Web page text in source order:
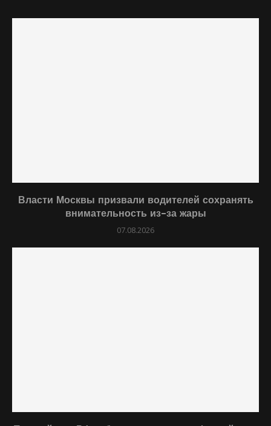
Власти Москвы призвали водителей сохранять
внимательность из-за жары
07.08.2026